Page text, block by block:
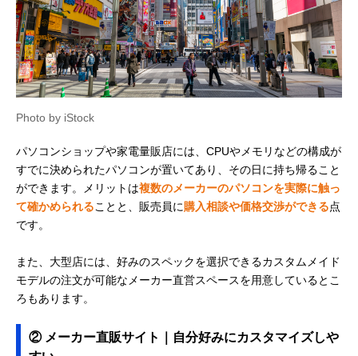
Photo by iStock
パソコンショップや家電量販店には、CPUやメモリなどの構成が
すでに決められたパソコンが置いてあり、その日に持ち帰ること
ができます。メリットは複数のメーカーのパソコンを実際に触っ
て確かめられることと、販売員に 購入相談や価格交渉ができる点
です。
また、大型店には、好みのスペックを選択できるカスタムメイド
モデルの注文が可能なメーカー直営スペースを用意しているとこ
ろもあります。
② メーカー直販サイト｜自分好みにカスタマイズしや